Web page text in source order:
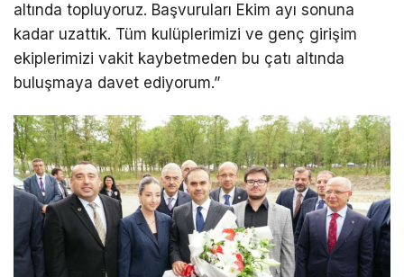
altında topluyoruz. Başvuruları Ekim ayı sonuna
kadar uzattık. Tüm kulüplerimizi ve genç girişim
ekiplerimizi vakit kaybetmeden bu çatı altında
buluşmaya davet ediyorum.”